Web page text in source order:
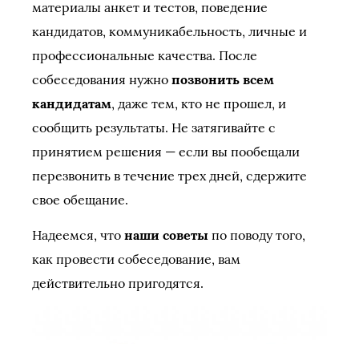
материалы анкет и тестов, поведение
кандидатов, коммуникабельность, личные и
профессиональные качества. После
собеседования нужно позвонить всем
кандидатам, даже тем, кто не прошел, и
сообщить результаты. Не затягивайте с
принятием решения — если вы пообещали
перезвонить в течение трех дней, сдержите
свое обещание.
Надеемся, что наши советы по поводу того,
как провести собеседование, вам
действительно пригодятся.